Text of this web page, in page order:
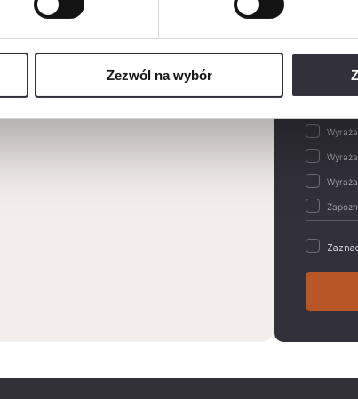
Zezwól na wybór